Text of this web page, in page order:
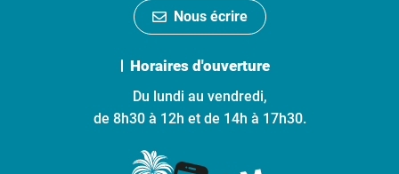
Nous écrire
Horaires d'ouverture
Du lundi au vendredi,
de 8h30 à 12h et de 14h à 17h30.